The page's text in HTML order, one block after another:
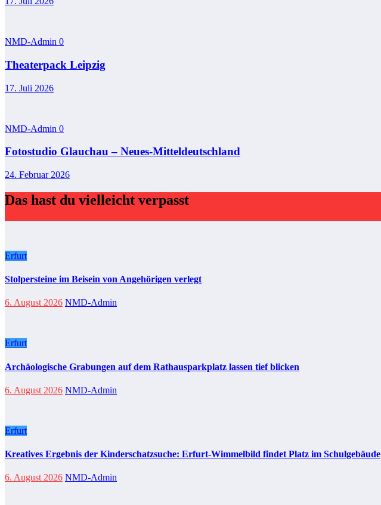
NMD-Admin 0
Theaterpack Leipzig
17. Juli 2026
NMD-Admin 0
Fotostudio Glauchau – Neues-Mitteldeutschland
24. Februar 2026
Das hast du vielleicht verpasst
Erfurt
Stolpersteine im Beisein von Angehörigen verlegt
6. August 2026 NMD-Admin
Erfurt
Archäologische Grabungen auf dem Rathausparkplatz lassen tief blicken
6. August 2026 NMD-Admin
Erfurt
Kreatives Ergebnis der Kinderschatzsuche: Erfurt-Wimmelbild findet Platz im Schulgebäude
6. August 2026 NMD-Admin